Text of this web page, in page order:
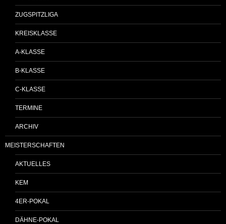
ZUGSPITZLIGA
KREISKLASSE
A-KLASSE
B-KLASSE
C-KLASSE
TERMINE
ARCHIV
MEISTERSCHAFTEN
AKTUELLES
KEM
4ER-POKAL
DÄHNE-POKAL